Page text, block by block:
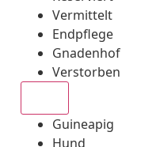
Vermittelt
Endpflege
Gnadenhof
Verstorben
Guineapig
Hund